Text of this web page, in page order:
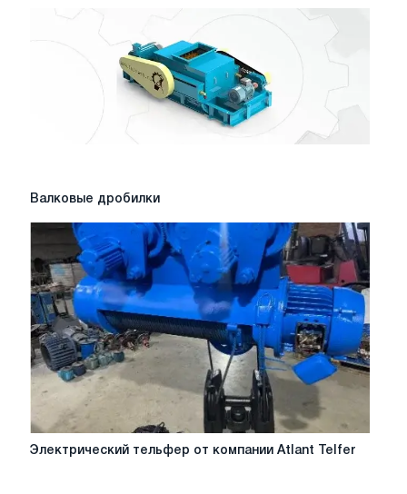
Валковые
Валковые дробилки
Электрический
Электрический тельфер от компании Atlant Telfer